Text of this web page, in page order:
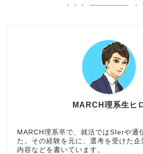
MARCH理系生ヒ
MARCH理系卒で、就活ではSIerや通
た。その経験を元に、選考を受けた
内容などを書いています。